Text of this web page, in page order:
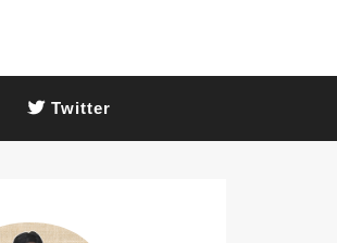
Twitter